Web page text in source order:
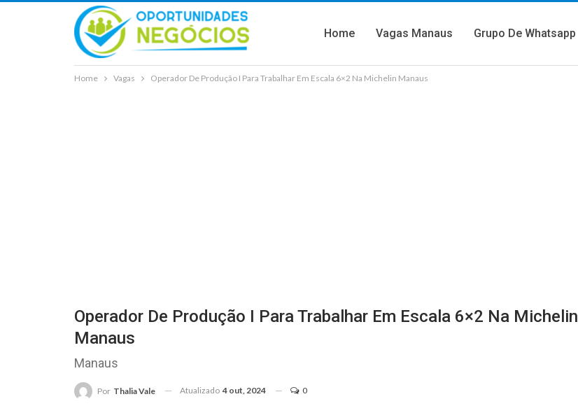
Home Vagas Manaus Grupo De Whatsapp
Home Vagas Operador De Produção I Para Trabalhar Em Escala 6×2 Na Michelin Manaus
Operador De Produção I Para Trabalhar Em Escala 6×2 Na Michelin
Manaus
Manaus
Por Thalia Vale Atualizado 4 out, 2024 0